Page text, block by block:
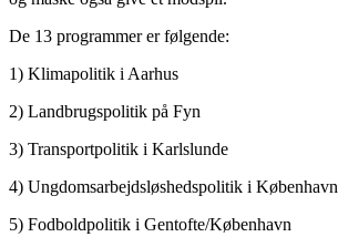
De 13 programmer er følgende:
1) Klimapolitik i Aarhus
2) Landbrugspolitik på Fyn
3) Transportpolitik i Karlslunde
4) Ungdomsarbejdsløshedspolitik i København
5) Fodboldpolitik i Gentofte/København